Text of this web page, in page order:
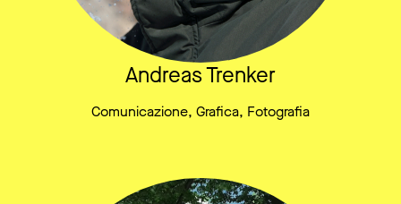
Andreas Trenker
Comunicazione, Grafica, Fotografia